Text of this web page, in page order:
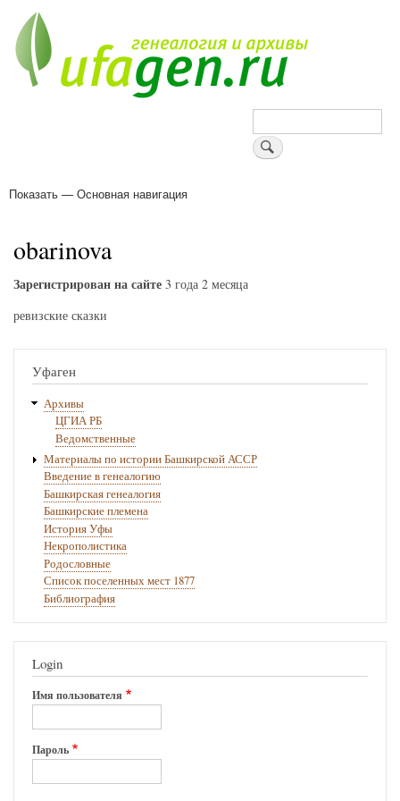
основному
содержанию
Поиск
Основная
Показать — Основная навигация
obarinova
Зарегистрирован на сайте 3 года 2 месяца
ревизские сказки
Уфаген
Архивы
ЦГИА РБ
Ведомственные
Материалы по истории Башкирской АССР
Введение в генеалогию
Башкирская генеалогия
Башкирские племена
История Уфы
Некрополистика
Родословные
Список поселенных мест 1877
Библиография
Login
Имя пользователя
Пароль